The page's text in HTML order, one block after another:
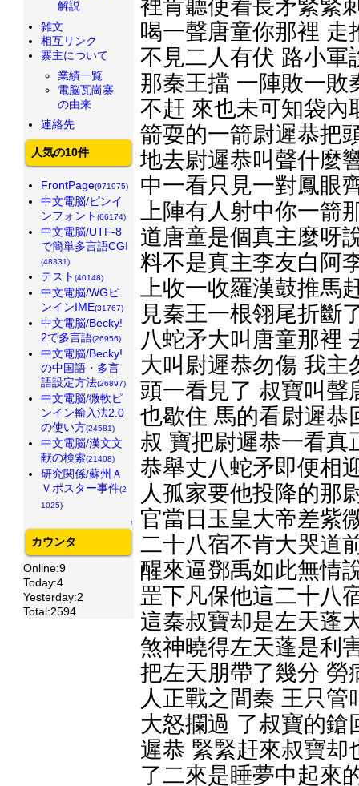
裡肯聽使着長矛緊緊
喝一聲唐童你那裡 走
不見二人有伏 路小軍
那秦王擋 一陣敗一敗
不赶 來也未可知袋內
箭耍的一箭尉遲恭把
地去尉遲恭叫聲什麼
中一看只見一對鳳眼
上陣有人射中你一箭
道唐童是個真主麼呀
料不是真主李友白阿
上收一收羅漢鼓推馬
見秦王一根翎尾折斷
八蛇矛大叫唐童那裡
大叫尉遲恭勿傷 我主
頭一看見了 叔寶叫聲
也歇住 馬的看尉遲恭
叔 寶把尉遲恭一看真
恭舉丈八蛇矛即便相
人孤家要他投降的那
官當日玉皇大帝差紫
二十八宿不肯大哭道
醒來逼鄧禹如此無情
罡下凡保他這二十八
這秦叔寶却是左天蓬
煞神曉得左天蓬是利
把左天朋帶了幾分 勞
人正戰之間秦 王只
大怒攔過 了叔寶的鎗
遲恭 緊緊赶來叔寶却
了二來是睡夢中起來
解説
雑文
相互リンク
寨主について
業績一覧
電脳瓦崗寨
の由来
連絡先
人気の10件
FrontPage(971975)
中文電脳/ピンイ
ンフォント (66174)
中文電脳/UTF-8
で簡単多言語CGI
(48331)
テスト (40148)
中文電脳/WGピ
ンインIME(31767)
中文電脳/Becky!
2で多言語(26956)
中文電脳/Becky!
の中国語・多言
語設定方法(26897)
中文電脳/微軟ピ
ンイン輸入法2.0
の使い方(24581)
中文電脳/漢文文
献の検索(21408)
研究関係/蘇州Ａ
Ｖポスター事件(2
1025)
↑
カウンタ
Online:9
Today:4
Yesterday:2
Total:2594